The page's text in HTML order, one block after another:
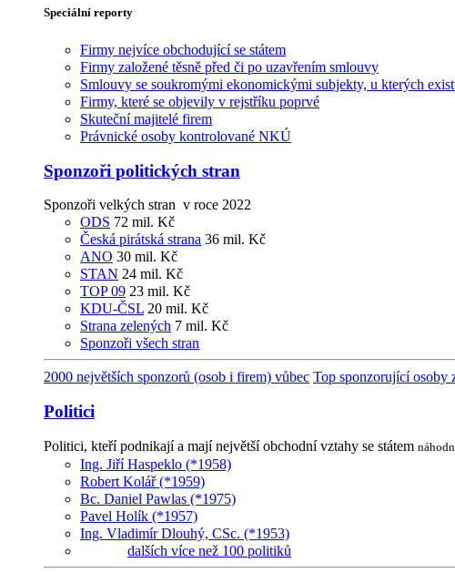
Speciální reporty
Firmy nejvíce obchodující se státem
Firmy založené těsně před či po uzavřením smlouvy
Smlouvy se soukromými ekonomickými subjekty, u kterých
Firmy, které se objevily v rejstříku poprvé
Skuteční majitelé firem
Právnické osoby kontrolované NKÚ
Sponzoři politických stran
Sponzoři velkých stran v roce 2022
ODS 72 mil. Kč
Česká pirátská strana 36 mil. Kč
ANO 30 mil. Kč
STAN 24 mil. Kč
TOP 09 23 mil. Kč
KDU-ČSL 20 mil. Kč
Strana zelených 7 mil. Kč
Sponzoři všech stran
2000 největších sponzorů (osob i firem) vůbec Top sponzorující osoby
Politici
Politici, kteří podnikají a mají největší obchodní vztahy se státem
Ing. Jiří Haspeklo (*1958)
Robert Kolář (*1959)
Bc. Daniel Pawlas (*1975)
Pavel Holík (*1957)
Ing. Vladimír Dlouhý, CSc. (*1953)
dalších více než 100 politiků